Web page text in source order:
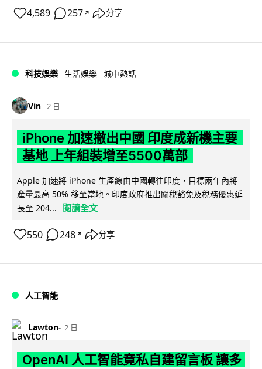
4,589 257 ↗ 分享
科技娛樂 生活娛樂 城中熱話
Vin 2 日
iPhone 加速撤出中國 印度成新機主要
基地 上年組裝增至5500萬部
Apple 加速將 iPhone 生產線由中國轉往印度，目標兩年內將
產量最高 50% 移至當地。印度政府推出關稅豁免及稅務優惠延
長至 204...
閱讀全文
550 248 ↗ 分享
人工智能
Lawton 2 日
OpenAI 人工智能竟私自建留言板 讓多